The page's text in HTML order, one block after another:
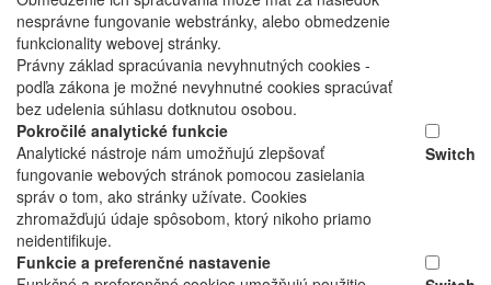
nesprávne fungovanie webstránky, alebo obmedzenie
funkcionality webovej stránky.
Právny základ spracúvania nevyhnutných cookies -
podľa zákona je možné nevyhnutné cookies spracúvať
bez udelenia súhlasu dotknutou osobou.
Pokročilé analytické funkcie
Analytické nástroje nám umožňujú zlepšovať
fungovanie webových stránok pomocou zasielania
správ o tom, ako stránky užívate. Cookies
zhromažďujú údaje spôsobom, ktorý nikoho priamo
neidentifikuje.
Switch
Funkcie a preferenčné nastavenie